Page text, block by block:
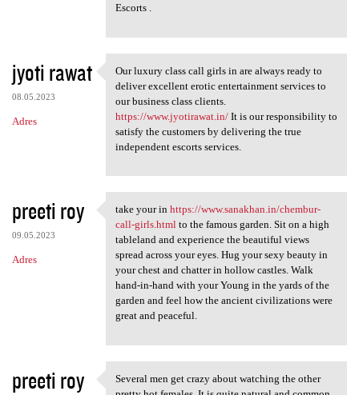
Escorts .
jyoti rawat
08.05.2023
Adres
Our luxury class call girls
Our luxury class call girls in are always ready to
deliver excellent erotic entertainment services to
our business class clients.
https://www.jyotirawat.in/It is our responsibility to
satisfy the customers by delivering the true
independent escorts services.
preeti roy
09.05.2023
Adres
take your in https://www
take your in https://www.sanakhan.in/chembur-
call-girls.htmlto the famous garden. Sit on a high
tableland and experience the beautiful views
spread across your eyes. Hug your sexy beauty in
your chest and chatter in hollow castles. Walk
hand-in-hand with your Young in the yards of the
garden and feel how the ancient civilizations were
great and peaceful.
preeti roy Several men get crazy about
Several men get crazy about watching the other